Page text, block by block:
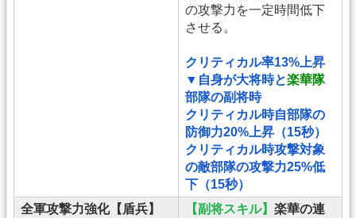
の攻撃力を一定時間低下
させる。
クリティカル率13%上昇
▼自身が大将時と楽華隊
部隊の副将時
クリティカル時自部隊の
防御力20%上昇（15秒）
クリティカル時攻撃対象
の敵部隊の攻撃力25%低
下（15秒）
全軍攻撃力強化【盾兵】
【副将スキル】 楽華の連